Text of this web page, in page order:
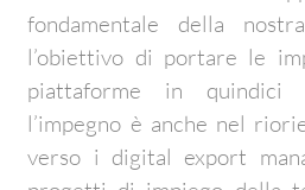
fondamentale della
l’obiettivo di portare le
piattaforme in quindici
l’impegno è anche nel
verso i digital export